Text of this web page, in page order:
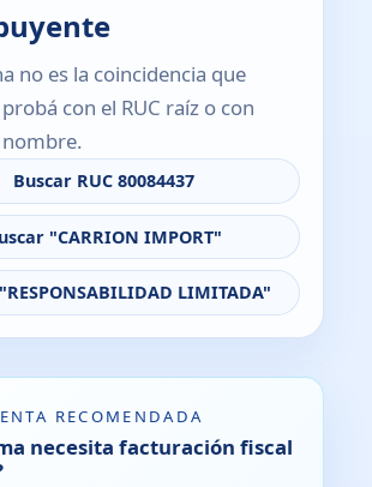
no es la coincidencia que
con el RUC raíz o con
Buscar RUC 80084437
"CARRION IMPORT"
LIMITADA"
RECOMENDADA
necesita facturación fiscal